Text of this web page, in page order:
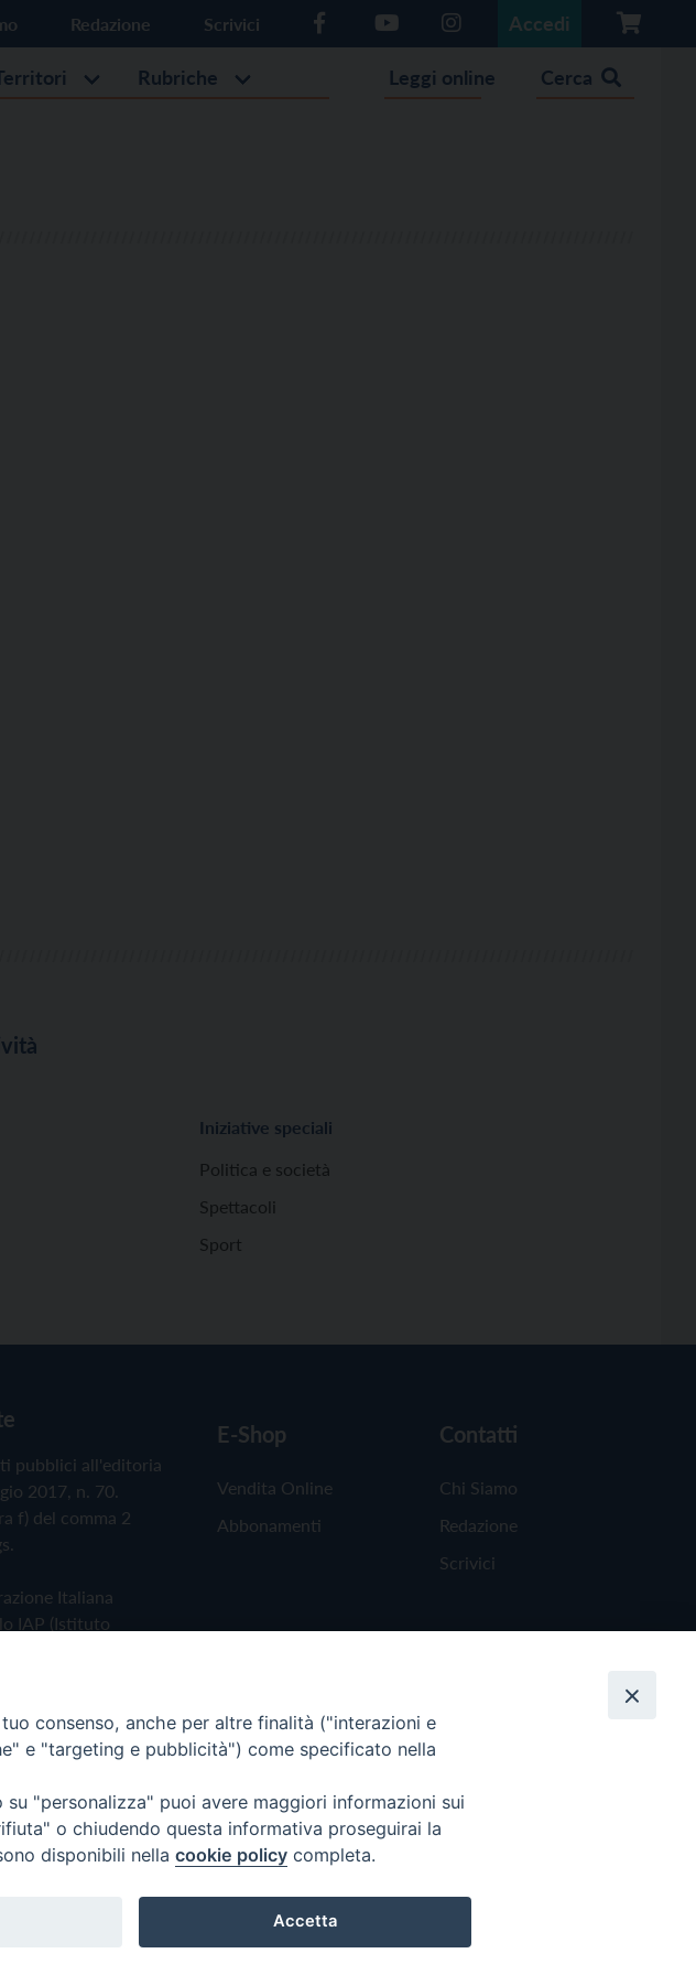
Redazione Scrivici Accedi
Rubriche Leggi online Cerca
Iniziative speciali
Politica e società
Spettacoli
Sport
pubblici all'editoria
2017, n. 70.
f) del comma 2
Italiana
IAP (Istituto
E-Shop
Vendita Online
Abbonamenti
Contatti
Chi Siamo
Redazione
Scrivici
consenso, anche per altre finalità ("interazioni e
e "targeting e pubblicità") come specificato nella
"personalizza" puoi avere maggiori informazioni sui
o chiudendo questa informativa proseguirai la
disponibili nella cookie policy completa.
Accetta